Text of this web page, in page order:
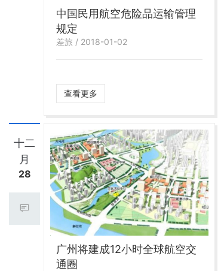
中国民用航空危险品运输管理
规定
差旅 / 2018-01-02
查看更多
十二
月
28
广州将建成12小时全球航空交
通圈